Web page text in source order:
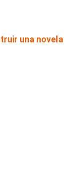
una novela